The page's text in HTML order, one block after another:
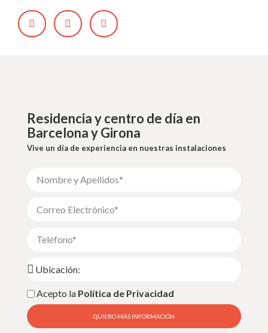
Residencia y centro de día en
Barcelona y Girona
Vive un día de experiencia en nuestras instalaciones
Acepto la Política de Privacidad
QUIERO MÁS INFORMACIÓN